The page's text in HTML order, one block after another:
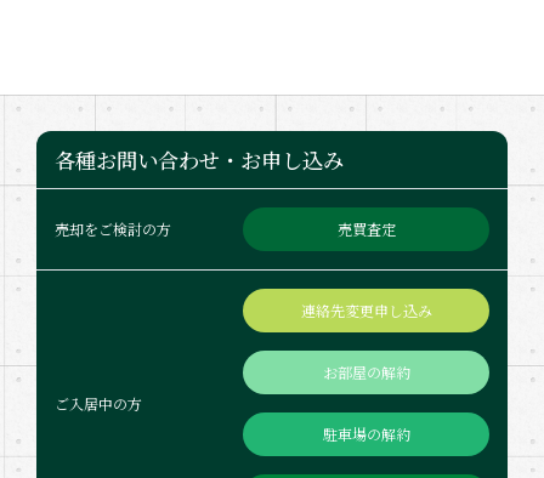
各種お問い合わせ・お申し込み
売却をご検討の方 売買査定
ご入居中の方
連絡先変更申し込み
お部屋の解約
駐車場の解約